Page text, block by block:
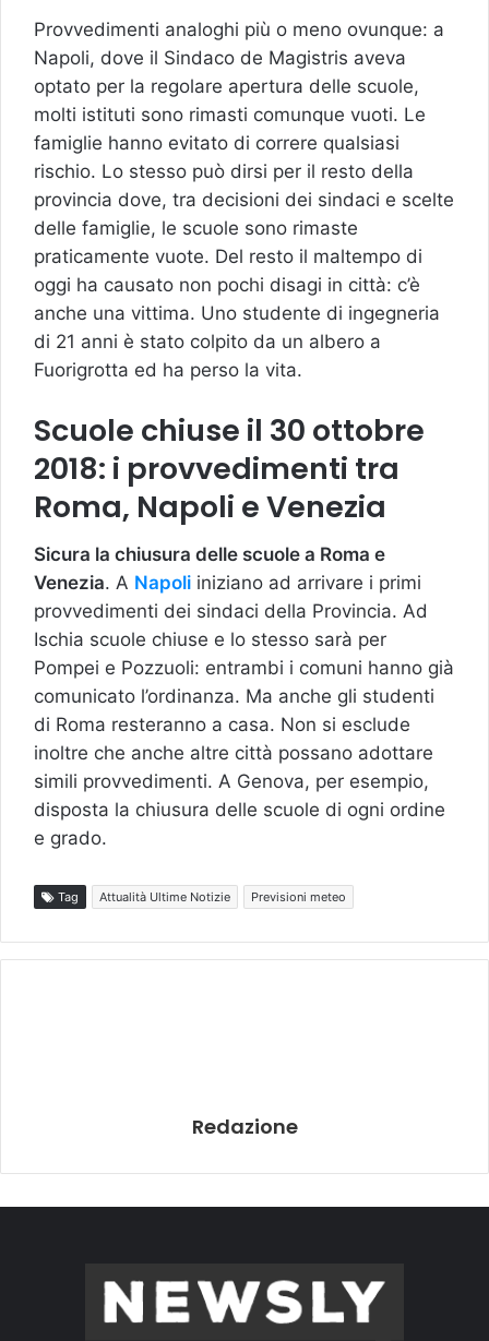
Provvedimenti analoghi più o meno ovunque: a
Napoli, dove il Sindaco de Magistris aveva
optato per la regolare apertura delle scuole,
molti istituti sono rimasti comunque vuoti. Le
famiglie hanno evitato di correre qualsiasi
rischio. Lo stesso può dirsi per il resto della
provincia dove, tra decisioni dei sindaci e scelte
delle famiglie, le scuole sono rimaste
praticamente vuote. Del resto il maltempo di
oggi ha causato non pochi disagi in città: c’è
anche una vittima. Uno studente di ingegneria
di 21 anni è stato colpito da un albero a
Fuorigrotta ed ha perso la vita.
Scuole chiuse il 30 ottobre
2018: i provvedimenti tra
Roma, Napoli e Venezia
Sicura la chiusura delle scuole a Roma e
Venezia. A Napoli iniziano ad arrivare i primi
provvedimenti dei sindaci della Provincia. Ad
Ischia scuole chiuse e lo stesso sarà per
Pompei e Pozzuoli: entrambi i comuni hanno già
comunicato l’ordinanza. Ma anche gli studenti
di Roma resteranno a casa. Non si esclude
inoltre che anche altre città possano adottare
simili provvedimenti. A Genova, per esempio,
disposta la chiusura delle scuole di ogni ordine
e grado.
Tag Attualità Ultime Notizie Previsioni meteo
Redazione